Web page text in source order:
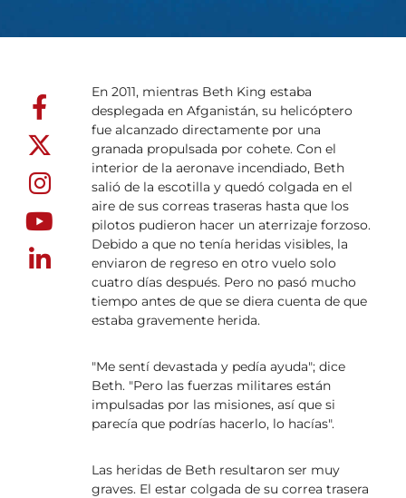
En 2011, mientras Beth King estaba
desplegada en Afganistán, su helicóptero
fue alcanzado directamente por una
granada propulsada por cohete. Con el
interior de la aeronave incendiado, Beth
salió de la escotilla y quedó colgada en el
aire de sus correas traseras hasta que los
pilotos pudieron hacer un aterrizaje forzoso.
Debido a que no tenía heridas visibles, la
enviaron de regreso en otro vuelo solo
cuatro días después. Pero no pasó mucho
tiempo antes de que se diera cuenta de que
estaba gravemente herida.
"Me sentí devastada y pedía ayuda"; dice
Beth. "Pero las fuerzas militares están
impulsadas por las misiones, así que si
parecía que podrías hacerlo, lo hacías".
Las heridas de Beth resultaron ser muy
graves. El estar colgada de su correa trasera